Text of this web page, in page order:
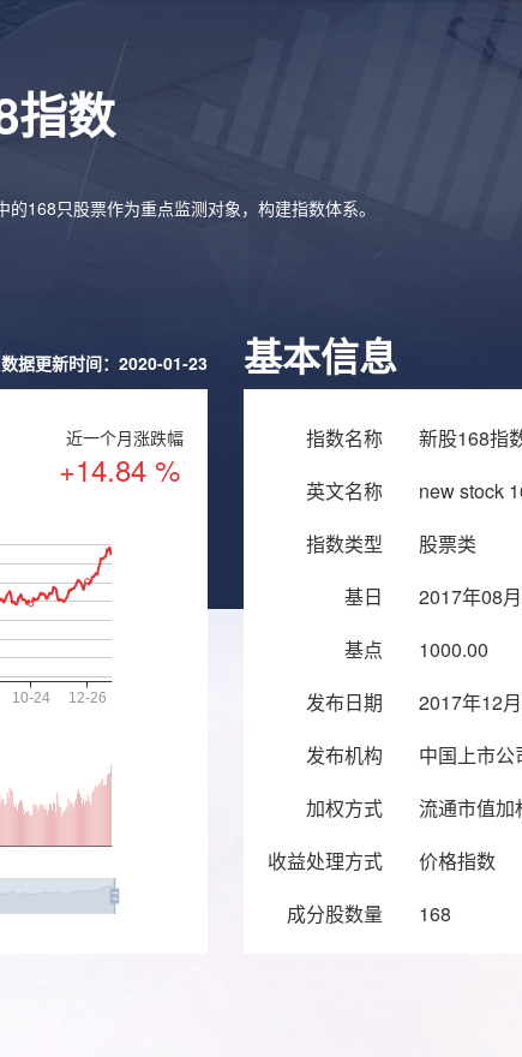
指数
168只股票作为重点监测对象，构建指数体系。
数据更新时间：2020-01-23
近一个月涨跌幅
+14.84 %
基本信息
指数名称
新股168指
英文名称
new stock
指数类型
股票类
基日
2017年08
基点
1000.00
发布日期
2017年12
发布机构
中国上市公
加权方式
流通市值加
收益处理方式
价格指数
成分股数量
168